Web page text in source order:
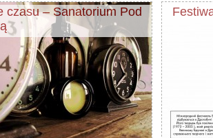
czasu – Sanatorium Pod